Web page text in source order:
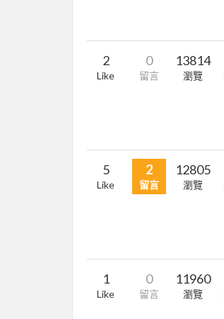
2
Like
0
留言
13814
瀏覽
5
Like
2
留言
12805
瀏覽
1
Like
0
留言
11960
瀏覽